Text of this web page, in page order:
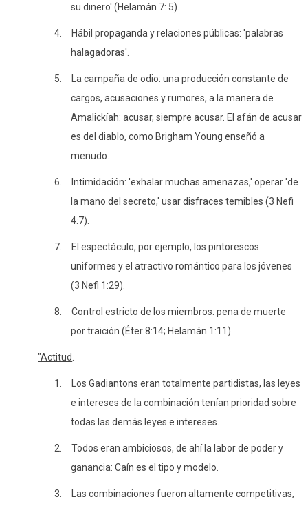
su dinero' (Helamán 7: 5).
4.
Hábil propaganda y relaciones públicas: 'palabras
halagadoras'.
5.
La campaña de odio: una producción constante de
cargos, acusaciones y rumores, a la manera de
Amalickíah: acusar, siempre acusar. El afán de acusar
es del diablo, como Brigham Young enseñó a
menudo.
6.
Intimidación: 'exhalar muchas amenazas,' operar 'de
la mano del secreto,' usar disfraces temibles (3 Nefi
4:7).
7.
El espectáculo, por ejemplo, los pintorescos
uniformes y el atractivo romántico para los jóvenes
(3 Nefi 1:29).
8.
Control estricto de los miembros: pena de muerte
por traición (Éter 8:14; Helamán 1:11).
"Actitud
1.
Los Gadiantons eran totalmente partidistas, las leyes
e intereses de la combinación tenían prioridad sobre
todas las demás leyes e intereses.
2.
Todos eran ambiciosos, de ahí la labor de poder y
ganancia: Caín es el tipo y modelo.
3. Las combinaciones fueron altamente competitivas,